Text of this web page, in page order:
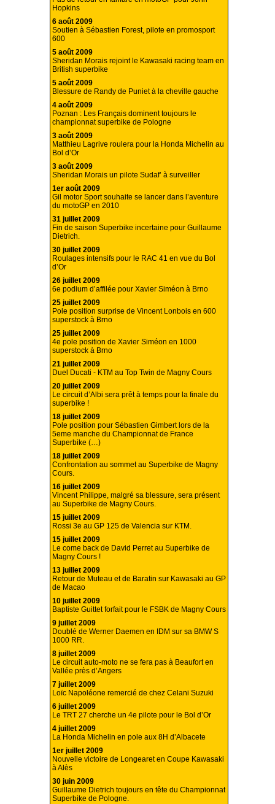
Hopkins
6 août 2009
Soutien à Sébastien Forest, pilote en promosport
600
5 août 2009
Sheridan Morais rejoint le Kawasaki racing team en
British superbike
5 août 2009
Blessure de Randy de Puniet à la cheville gauche
4 août 2009
Poznan : Les Français dominent toujours le
championnat superbike de Pologne
3 août 2009
Matthieu Lagrive roulera pour la Honda Michelin au
Bol d’Or
3 août 2009
Sheridan Morais un pilote Sudaf’ à surveiller
1er août 2009
Gil motor Sport souhaite se lancer dans l’aventure
du motoGP en 2010
31 juillet 2009
Fin de saison Superbike incertaine pour Guillaume
Dietrich.
30 juillet 2009
Roulages intensifs pour le RAC 41 en vue du Bol
d’Or
26 juillet 2009
6e podium d’affilée pour Xavier Siméon à Brno
25 juillet 2009
Pole position surprise de Vincent Lonbois en 600
superstock à Brno
25 juillet 2009
4e pole position de Xavier Siméon en 1000
superstock à Brno
21 juillet 2009
Duel Ducati - KTM au Top Twin de Magny Cours
20 juillet 2009
Le circuit d’Albi sera prêt à temps pour la finale du
superbike !
18 juillet 2009
Pole position pour Sébastien Gimbert lors de la
5eme manche du Championnat de France
Superbike (…)
18 juillet 2009
Confrontation au sommet au Superbike de Magny
Cours.
16 juillet 2009
Vincent Philippe, malgré sa blessure, sera présent
au Superbike de Magny Cours.
15 juillet 2009
Rossi 3e au GP 125 de Valencia sur KTM.
15 juillet 2009
Le come back de David Perret au Superbike de
Magny Cours !
13 juillet 2009
Retour de Muteau et de Baratin sur Kawasaki au GP
de Macao
10 juillet 2009
Baptiste Guittet forfait pour le FSBK de Magny Cours
9 juillet 2009
Doublé de Werner Daemen en IDM sur sa BMW S
1000 RR.
8 juillet 2009
Le circuit auto-moto ne se fera pas à Beaufort en
Vallée près d’Angers
7 juillet 2009
Loïc Napoléone remercié de chez Celani Suzuki
6 juillet 2009
Le TRT 27 cherche un 4e pilote pour le Bol d’Or
4 juillet 2009
La Honda Michelin en pole aux 8H d’Albacete
1er juillet 2009
Nouvelle victoire de Longearet en Coupe Kawasaki
à Alès
30 juin 2009
Guillaume Dietrich toujours en tête du Championnat
Superbike de Pologne.